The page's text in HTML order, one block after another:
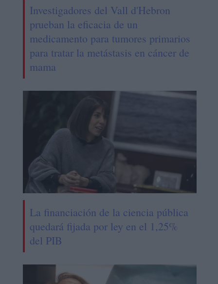
Investigadores del Vall d'Hebron
prueban la eficacia de un
medicamento para tumores primarios
para tratar la metástasis en cáncer de
mama
La financiación de la ciencia pública
quedará fijada por ley en el 1,25%
del PIB